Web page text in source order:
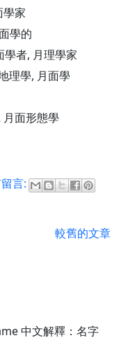
學家
學的
學者, 月理學家
理學, 月面學
月面形態學
言:
較舊的文章
中文解釋：名字